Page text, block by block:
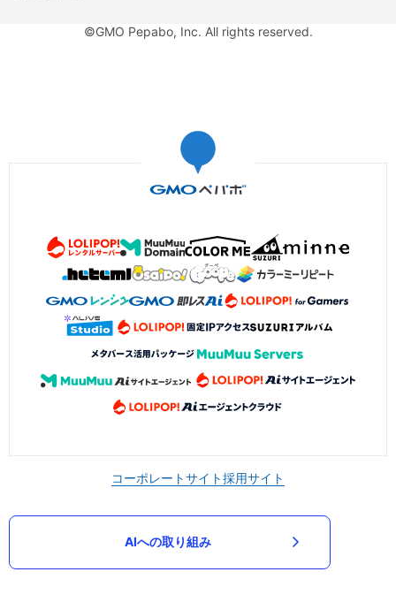
©GMO Pepabo, Inc. All rights reserved.
コーポレートサイト採用サイト
AIへの取り組み